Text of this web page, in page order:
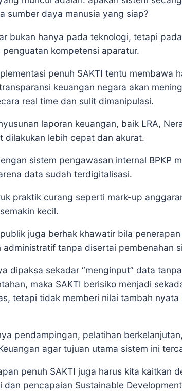
sumber daya manusia yang siap?
bukan hanya pada teknologi, tetapi
kompetensi aparatur.
penuh SAKTI tentu membawa
keuangan negara akan
real time dan sulit dimanipulasi.
laporan keuangan, baik LRA,
dilakukan lebih cepat dan akurat.
sistem pengawasan internal BPKP
data sudah terdigitalisasi.
praktik curang seperti mark-up
kecil.
juga berhak khawatir bila
administratif tanpa disertai pembenahan
dipaksa sekadar “menginput” data
maka SAKTI berisiko menjadi
tetapi tidak memberi nilai tambah nyata
pendampingan, pelatihan
agar tujuan utama sistem ini
penuh SAKTI juga harus kita kaitkan
dan pencapaian Sustainable